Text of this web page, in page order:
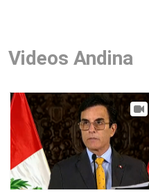
Videos Andina